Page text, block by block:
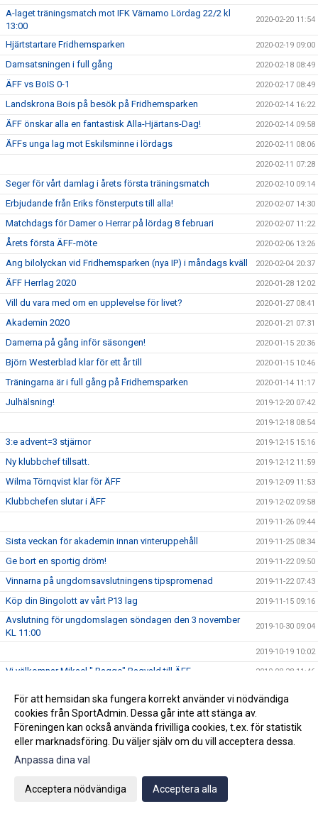
A-laget träningsmatch mot IFK Värnamo Lördag 22/2 kl
13:00
2020-02-20 11:54
Hjärtstartare Fridhemsparken 2020-02-19 09:00
Damsatsningen i full gång 2020-02-18 08:49
ÄFF vs BoIS 0-1 2020-02-17 08:49
Landskrona Bois på besök på Fridhemsparken 2020-02-14 16:22
ÄFF önskar alla en fantastisk Alla-Hjärtans-Dag! 2020-02-14 09:58
ÄFFs unga lag mot Eskilsminne i lördags 2020-02-11 08:06
2020-02-11 07:28
Seger för vårt damlag i årets första träningsmatch 2020-02-10 09:14
Erbjudande från Eriks fönsterputs till alla! 2020-02-07 14:30
Matchdags för Damer o Herrar på lördag 8 februari 2020-02-07 11:22
Årets första ÄFF-möte 2020-02-06 13:26
Ang bilolyckan vid Fridhemsparken (nya IP) i måndags kväll 2020-02-04 20:37
ÄFF Herrlag 2020 2020-01-28 12:02
Vill du vara med om en upplevelse för livet? 2020-01-27 08:41
Akademin 2020 2020-01-21 07:31
Damerna på gång inför säsongen! 2020-01-15 20:36
Björn Westerblad klar för ett år till 2020-01-15 10:46
Träningarna är i full gång på Fridhemsparken 2020-01-14 11:17
Julhälsning! 2019-12-20 07:42
2019-12-18 08:54
3:e advent=3 stjärnor 2019-12-15 15:16
Ny klubbchef tillsatt. 2019-12-12 11:59
Wilma Törnqvist klar för ÄFF 2019-12-09 11:53
Klubbchefen slutar i ÄFF 2019-12-02 09:58
2019-11-26 09:44
Sista veckan för akademin innan vinteruppehåll 2019-11-25 08:34
Ge bort en sportig dröm! 2019-11-22 09:50
Vinnarna på ungdomsavslutningens tipspromenad 2019-11-22 07:43
Köp din Bingolott av vårt P13 lag 2019-11-15 09:16
Avslutning för ungdomslagen söndagen den 3 november
KL 11:00
2019-10-30 09:04
2019-10-19 10:02
Vi välkomnar Mikael " Ragge" Ragvald till ÄFF 2019-08-28 11:46
Sommarproffsläger 2019
Vinnare i 50/50 lotteriet 11/8 2019-08-14 10:21
ÄFF söker matchsekreterare
Kalle är på semester
För att hemsidan ska fungera korrekt använder vi nödvändiga
cookies från SportAdmin. Dessa går inte att stänga av.
Föreningen kan också använda frivilliga cookies, t.ex. för statistik
eller marknadsföring. Du väljer själv om du vill acceptera dessa.
Anpassa dina val
Acceptera nödvändiga Acceptera alla